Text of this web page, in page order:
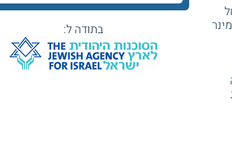
בתודה ל: